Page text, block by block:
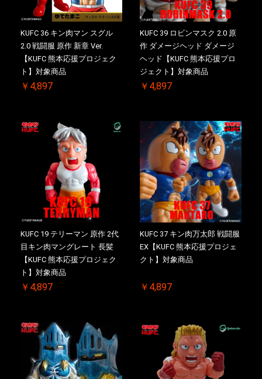
KUFC 36 キン肉マン スグル
2.0 戦闘服 原作 新章 Ver.
【KUFC 熊本応援プロジェク
ト】対象商品
￥4,897
KUFC 39 ロビンマスク 2.0 原
作 ダメージヘッド ダメージ
ヘッド【KUFC 熊本応援プロ
ジェクト】対象商品
￥4,897
KUFC 19 テリーマン 原作 2代
目キン肉マングレート 長髪
【KUFC 熊本応援プロジェク
ト】対象商品
￥4,897
KUFC 37 キン肉万太郎 戦闘服
EX【KUFC 熊本応援プロジェ
クト】対象商品
￥4,897